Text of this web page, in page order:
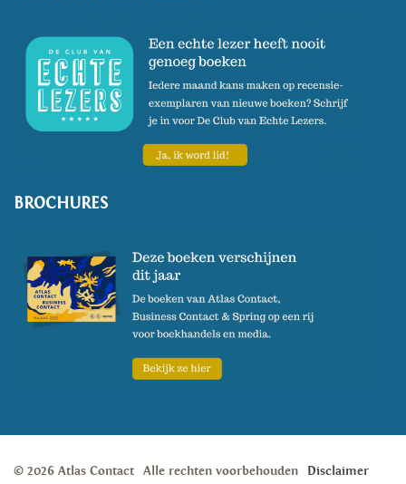
BROCHURES
© 2026 Atlas Contact Alle rechten voorbehouden Disclaimer